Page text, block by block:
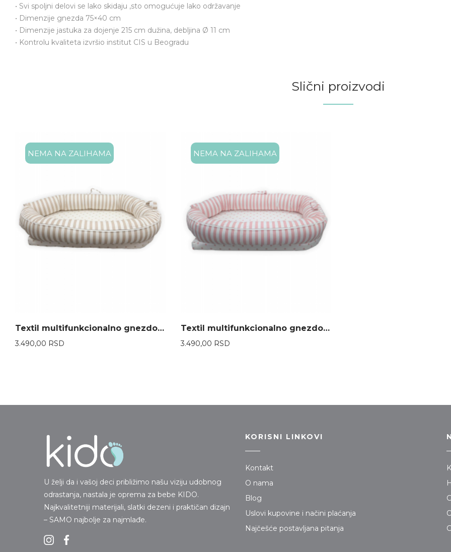
• Svi spoljni delovi se lako skidaju ,sto omogućuje lako održavanje
• Dimenzije gnezda 75×40 cm
• Dimenzije jastuka za dojenje 215 cm dužina, debljina Ø 11 cm
• Kontrolu kvaliteta izvršio institut CIS u Beogradu
Slični proizvodi
NEMA NA ZALIHAMA
Textil multifunkcionalno gnezdo za bebe Piccolino – Bež
3.490,00 RSD
NEMA NA ZALIHAMA
Textil multifunkcionalno gnezdo za bebe Piccolino – Roza
3.490,00 RSD
U želji da i vašoj deci približimo našu viziju udobnog
odrastanja, nastala je oprema za bebe KIDO.
Najkvalitetniji materijali, slatki dezeni i praktičan dizajn
– SAMO najbolje za najmlađe.
KORISNI LINKOVI
Kontakt
O nama
Blog
Uslovi kupovine i načini plaćanja
Najčešće postavljana pitanja